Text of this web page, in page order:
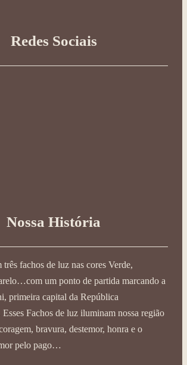
Redes Sociais
Nossa História
fachos de luz nas cores Verde,
um ponto de partida marcando a
primeira capital da República
Fachos de luz iluminam nossa região
bravura, destemor, honra e o
pelo pago…